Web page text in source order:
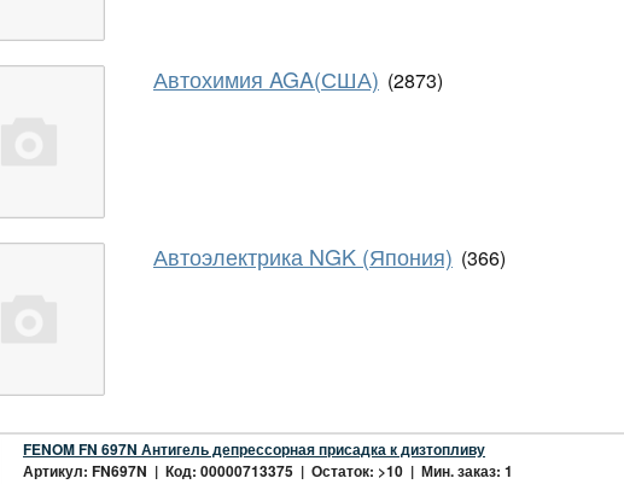
Автохимия AGA(США) (2873)
Автоэлектрика NGK (Япония) (366)
FENOM FN 697N Антигель депрессорная присадка к дизтопливу
Артикул: FN697N | Код: 00000713375 | Остаток: >10 | Мин. заказ: 1